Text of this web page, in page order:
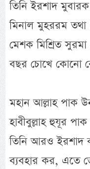
তিনি ইরশাদ
মিনাল মুহররম
মেশক মিশ্রিত
বছর চোখে কোনো
মহান আল্লাহ পাক
হাবীবুল্লাহ হুযূর পাক
তিনি আরও ইরশাদ
ব্যবহার কর, এতে